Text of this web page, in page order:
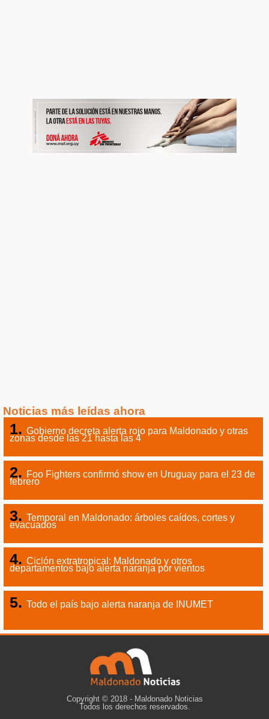
Noticias más leídas ahora
Gobierno decreta alerta rojo para Maldonado y otras
zonas desde las 21 hasta las 4
Foo Fighters confirmó show en Uruguay para el 23 de
febrero
Temporal en Maldonado: árboles caídos, cortes y
evacuados
Ciclón extratropical: Maldonado y otros
departamentos bajo alerta naranja por vientos
Todo el país bajo alerta naranja de INUMET
Copyright © 2018 - Maldonado Noticias
Todos los derechos reservados.